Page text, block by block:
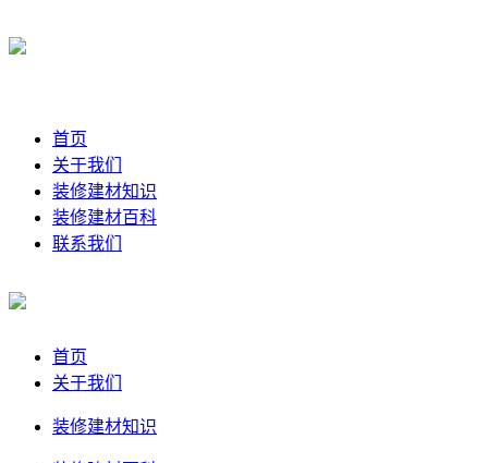
首页
关于我们
装修建材知识
装修建材百科
联系我们
首页
关于我们
装修建材知识